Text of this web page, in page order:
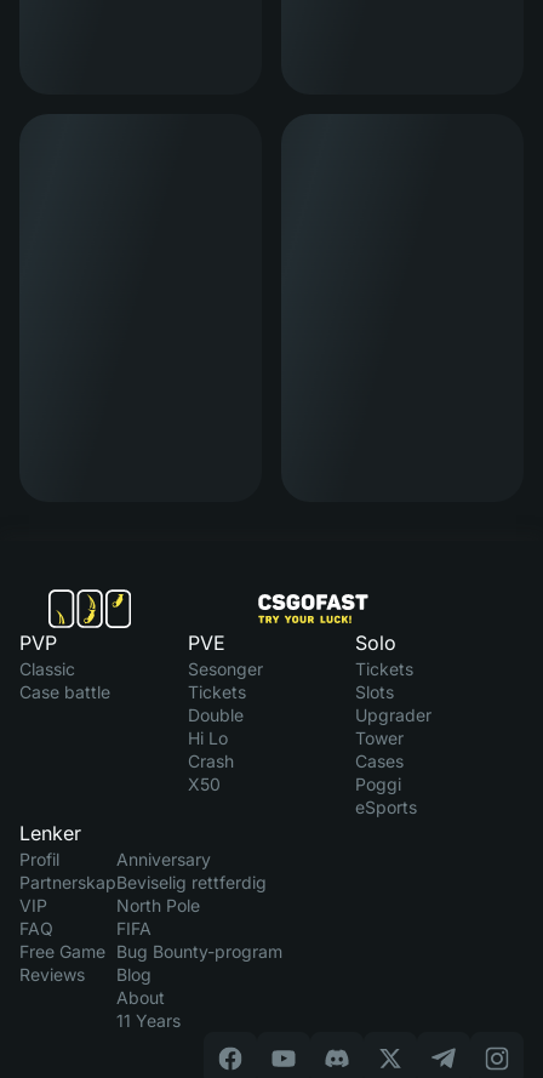
PVP
Classic
Case battle
PVE
Sesonger
Tickets
Double
Hi Lo
Crash
X50
Solo
Tickets
Slots
Upgrader
Tower
Cases
Poggi
eSports
Lenker
Profil
Partnerskap
VIP
FAQ
Free Game
Reviews
Anniversary
Beviselig rettferdig
North Pole
FIFA
Bug Bounty-program
Blog
About
11 Years